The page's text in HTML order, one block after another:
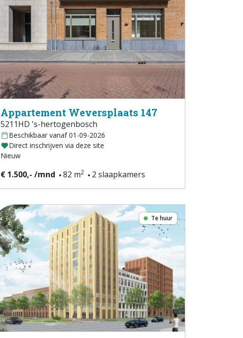
Appartement Weversplaats 147
5211HD 's-hertogenbosch
Beschikbaar vanaf 01-09-2026
Direct inschrijven via deze site
Nieuw
€ 1.500,- /mnd 82 m2 2 slaapkamers
Te huur